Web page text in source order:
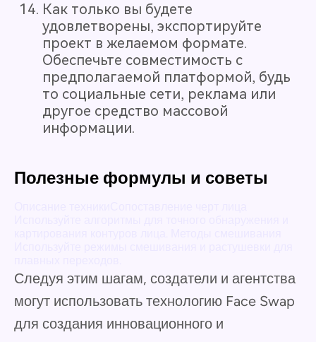
Как только вы будете
удовлетворены, экспортируйте
проект в желаемом формате.
Обеспечьте совместимость с
предполагаемой платформой, будь
то социальные сети, реклама или
другое средство массовой
информации.
Полезные формулы и советы
Следуя этим шагам, создатели и агентства
могут использовать технологию Face Swap
для создания инновационного и